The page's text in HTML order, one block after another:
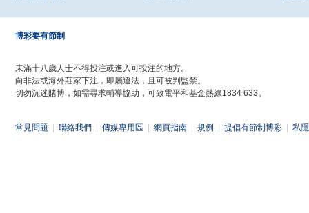
博彩要有節制
未滿十八歲人士不得投注或進入可投注的地方。
向非法或海外莊家下注，即屬違法，且可被判監禁。
切勿沉迷賭博，如需尋求輔導協助，可致電平和基金熱線1834 633。
常見問題 聯絡我們 傳媒專用區 網頁指南 規例 提倡有節制博彩 私